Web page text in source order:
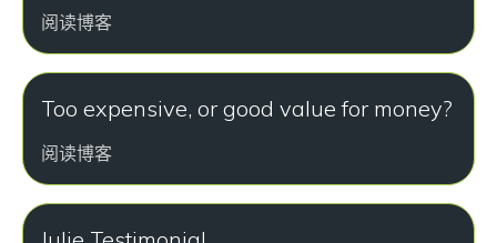
阅读博客
Too expensive, or good value for money?
阅读博客